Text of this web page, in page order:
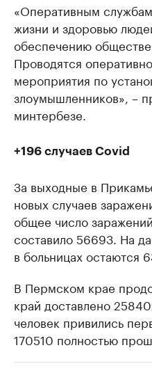
«Оперативным
жизни и здоровью
обеспечению
Проводятся
мероприятия по
злоумышленников», –
минтербезе.
+196 случаев Covid
За выходные в
новых случаев
общее число
составило 56693. На
в больницах остаются
В Пермском крае
край доставлено
человек привились
170510 полностью